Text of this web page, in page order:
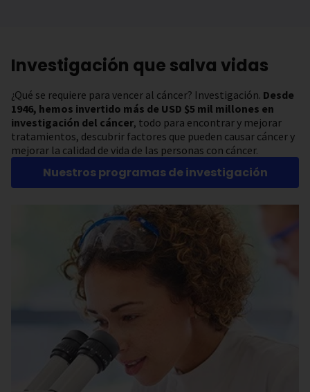
Investigación que salva vidas
¿Qué se requiere para vencer al cáncer? Investigación. Desde
1946, hemos invertido más de USD $5 mil millones en
investigación del cáncer, todo para encontrar y mejorar
tratamientos, descubrir factores que pueden causar cáncer y
mejorar la calidad de vida de las personas con cáncer.
Nuestros programas de investigación